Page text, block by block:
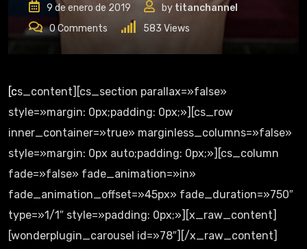
9 de enero de 2019 by titanchannel
0Comments 583 Views
[cs_content][cs_section parallax=»false»
style=»margin: 0px;padding: 0px;»][cs_row
inner_container=»true» marginless_columns=»false»
style=»margin: 0px auto;padding: 0px;»][cs_column
fade=»false» fade_animation=»in»
fade_animation_offset=»45px» fade_duration=»750″
type=»1/1″ style=»padding: 0px;»][x_raw_content]
[wonderplugin_carousel id=»78″][/x_raw_content]